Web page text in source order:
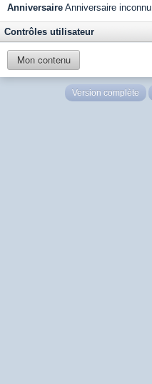
Anniversaire Anniversaire inconnu
Contrôles utilisateur
Mon contenu
Version complète